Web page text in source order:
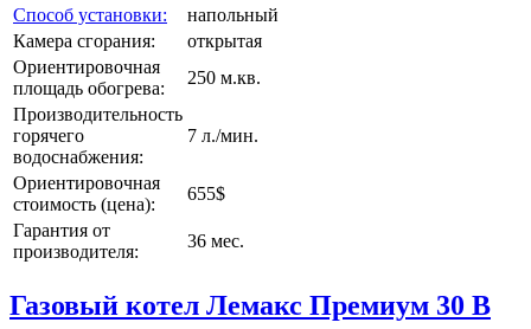
Способ установки:
напольный
Камера сгорания:
открытая
Ориентировочная
площадь обогрева:
250 м.кв.
Производительность
горячего
водоснабжения:
7 л./мин.
Ориентировочная
стоимость (цена):
655$
Гарантия от
производителя:
36 мес.
Газовый котел Лемакс Премиум 30 В